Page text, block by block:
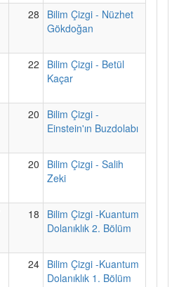
28
Bilim Çizgi - Nüzhet
Gökdoğan
22
Bilim Çizgi - Betül
Kaçar
20
Bilim Çizgi -
Einstein'ın Buzdolabı
20
Bilim Çizgi - Salih
Zeki
18
Bilim Çizgi -Kuantum
Dolanıklık 2. Bölüm
24 Bilim Çizgi -Kuantum
Dolanıklık 1. Bölüm